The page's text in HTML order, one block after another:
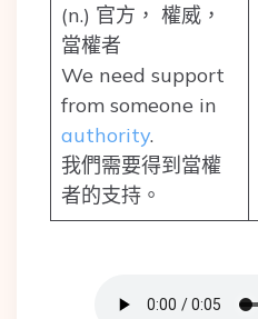
(n.) 官方， 權威，
當權者
We need support
from someone in
authority.
我們需要得到當權
者的支持。